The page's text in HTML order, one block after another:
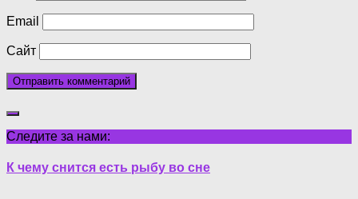
Email
Сайт
Следите за нами:
К чему снится есть рыбу во сне